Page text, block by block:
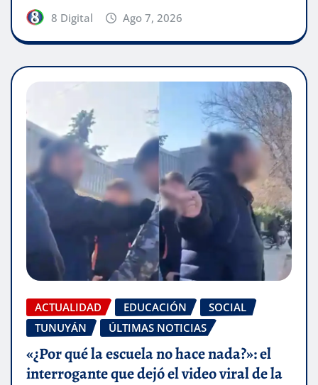
8 Digital Ago 7, 2026
ACTUALIDAD EDUCACIÓN
SOCIAL
TUNUYÁN
ÚLTIMAS NOTICIAS
«¿Por qué la escuela no hace nada?»: el
interrogante que dejó el video viral de la